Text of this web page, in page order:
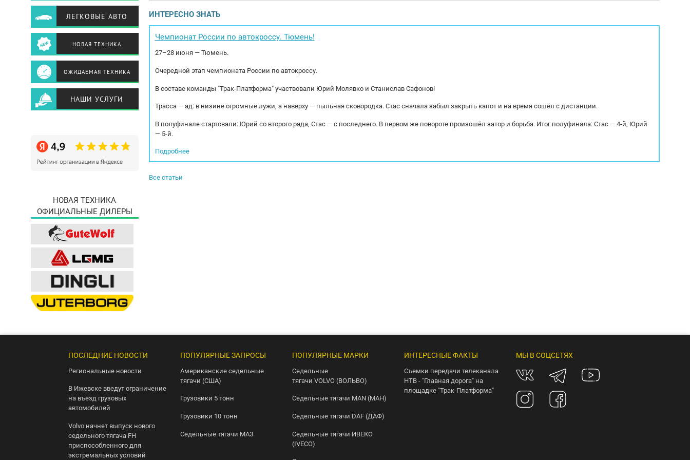
до 2 000 мм.; материал колбы - сталь ST52...
ИНТЕРЕСНО ЗНАТЬ
Чемпионат России по автокроссу. Тюмень!
27–28 июня — Тюмень.
Очередной этап чемпионата России по автокроссу.
В составе команды "Трак-Платформа" участвовали Юрий Молявко и Станислав Сафонов!
Трасса — ад: в низине огромные лужи, а наверху — пыльная сковородка. Стас сначала забыл закрыть капот и на время сошёл с дистанции.
В полуфинале стартовали: Юрий со второго ряда, Стас — с последнего. В первом же повороте произошёл затор и борьба. Итог полуфинала: Стас — 4-й, Юрий
— 5-й.
Подробнее
Все статьи
ЛЕГКОВЫЕ АВТО
НОВАЯ ТЕХНИКА
ОЖИДАЕМАЯ ТЕХНИКА
НАШИ УСЛУГИ
НОВАЯ ТЕХНИКА
ОФИЦИАЛЬНЫЕ ДИЛЕРЫ
ПОСЛЕДНИЕ НОВОСТИ
Региональные новости
В Ижевске введут ограничение
на въезд грузовых
автомобилей
Volvo начнет выпуск нового
седельного тягача FH
приспособленного для
экстремальных условий
ПОПУЛЯРНЫЕ ЗАПРОСЫ
Американские седельные
тягачи (США)
Грузовики 5 тонн
Грузовики 10 тонн
Седельные тягачи МАЗ
ПОПУЛЯРНЫЕ МАРКИ
Седельные
тягачи VOLVO (ВОЛЬВО)
Седельные тягачи MAN (МАН)
Седельные тягачи DAF (ДАФ)
Седельные тягачи ИВЕКО
(IVECO)
ИНТЕРЕСНЫЕ ФАКТЫ
Съемки передачи телеканала
НТВ - "Главная дорога" на
площадке "Трак-Платформа"
МЫ В СОЦСЕТЯХ